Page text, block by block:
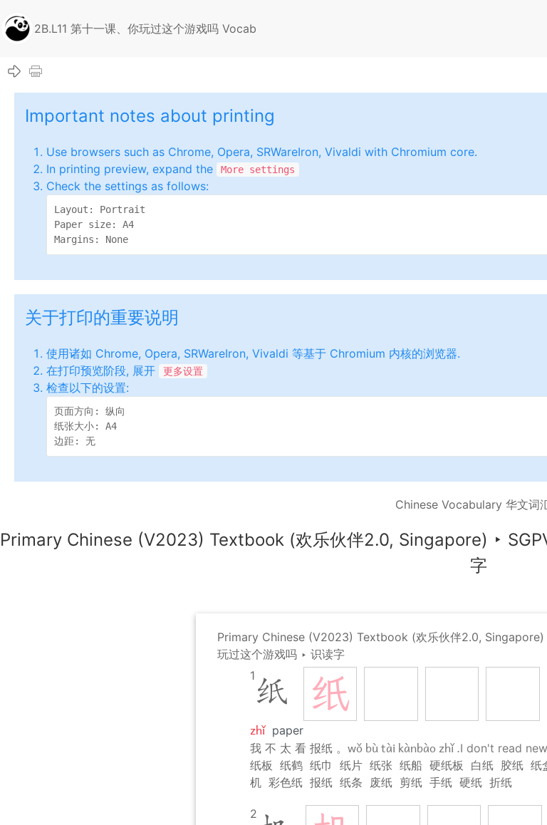
2B.L11 第十一课、你玩过这个游戏吗 Vocab
Important notes about printing
Use browsers such as Chrome, Opera, SRWareIron, Vivaldi with Chromium core.
In printing preview, expand the
More settings
Check the settings as follows:
Layout: Portrait
Paper size: A4
Margins: None
关于打印的重要说明
使用诸如 Chrome, Opera, SRWareIron, Vivaldi 等基于 Chromium 内核的浏览器.
在打印预览阶段, 展开
更多设置
检查以下的设置:
页面方向: 纵向
纸张大小: A4
边距: 无
Chinese Vocabulary 华文词
Primary Chinese (V2023) Textbook (欢乐伙伴2.0, Singapore) ‣
字
Primary Chinese (V2023) Textbook (欢乐伙伴2.0, Singapore)
玩过这个游戏吗 ‣识读字
1 纸 纸
zhǐ paper
我 不 太 看 报纸 。 wǒ bù tài kànbào zhǐ .I don't read
纸板 纸鹤 纸巾 纸片 纸张 纸船 硬纸板 白纸 胶纸 纸
机 彩色纸 报纸 纸条 废纸 剪纸 手纸 硬纸 折纸
2